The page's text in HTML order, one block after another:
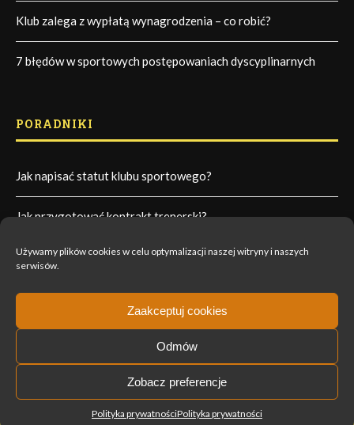
Używamy plików cookies w celu optymalizacji naszej witryny i naszych
serwisów.
Zaakceptuj cookies
Odmów
Zobacz preferencje
Polityka prywatnościPolityka prywatności
Klub zalega z wypłatą wynagrodzenia – co robić?
7 błędów w sportowych postępowaniach dyscyplinarnych
PORADNIKI
Jak napisać statut klubu sportowego?
Jak przygotować kontrakt trenerski?
Jak zorganizować walne zebranie członków?
Jak napisać umowę sponsoringu sportowego?
Polityka prywatności
Regulamin newslettera
Regulamin sklepu
+48 796 922 239